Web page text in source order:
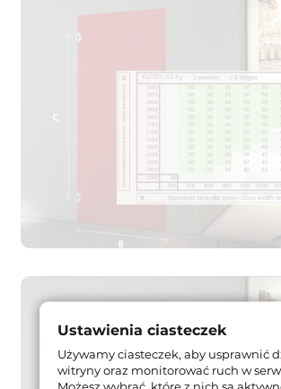
Ustawienia ciasteczek
Używamy ciasteczek, aby usprawnić
witryny oraz monitorować ruch w
Możesz wybrać, które z nich są